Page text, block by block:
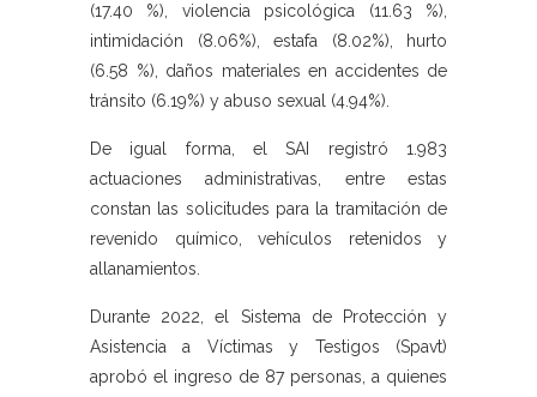
(17.40 %), violencia psicológica (11.63 %),
intimidación (8.06%), estafa (8.02%), hurto
(6.58 %), daños materiales en accidentes de
tránsito (6.19%) y abuso sexual (4.94%).
De igual forma, el SAI registró 1.983
actuaciones administrativas, entre estas
constan las solicitudes para la tramitación de
revenido químico, vehículos retenidos y
allanamientos.
Durante 2022, el Sistema de Protección y
Asistencia a Víctimas y Testigos (Spavt)
aprobó el ingreso de 87 personas, a quienes